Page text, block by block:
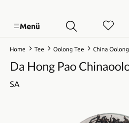
Menü
Home Tee Oolong Tee China Oolong
Da Hong Pao
SA
Bildergalerie überspringen